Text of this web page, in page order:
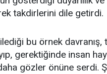
takdirlerini dile getirdi.
bu örnek davranış,
gerektiğinde insan
gözler önüne serdi.